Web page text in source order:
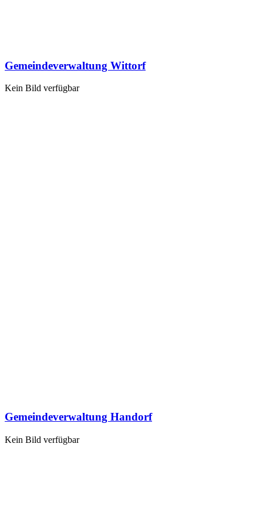
Gemeindeverwaltung Wittorf
Kein Bild verfügbar
Gemeindeverwaltung Handorf
Kein Bild verfügbar